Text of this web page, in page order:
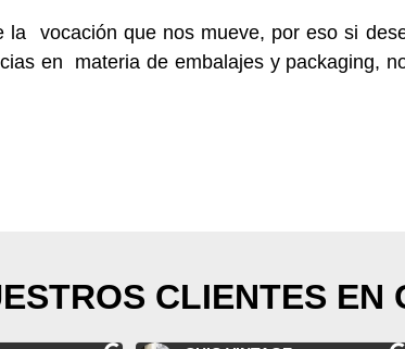
vocación que nos mueve, por eso si
en materia de embalajes y packaging,
CLIENTES EN